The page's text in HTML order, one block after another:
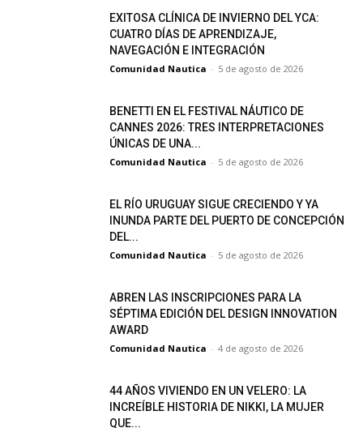
EXITOSA CLÍNICA DE INVIERNO DEL YCA:
CUATRO DÍAS DE APRENDIZAJE,
NAVEGACIÓN E INTEGRACIÓN
Comunidad Nautica - 5 de agosto de 2026
BENETTI EN EL FESTIVAL NÁUTICO DE
CANNES 2026: TRES INTERPRETACIONES
ÚNICAS DE UNA...
Comunidad Nautica - 5 de agosto de 2026
EL RÍO URUGUAY SIGUE CRECIENDO Y YA
INUNDA PARTE DEL PUERTO DE CONCEPCIÓN
DEL...
Comunidad Nautica - 5 de agosto de 2026
ABREN LAS INSCRIPCIONES PARA LA
SÉPTIMA EDICIÓN DEL DESIGN INNOVATION
AWARD
Comunidad Nautica - 4 de agosto de 2026
44 AÑOS VIVIENDO EN UN VELERO: LA
INCREÍBLE HISTORIA DE NIKKI, LA MUJER
QUE...